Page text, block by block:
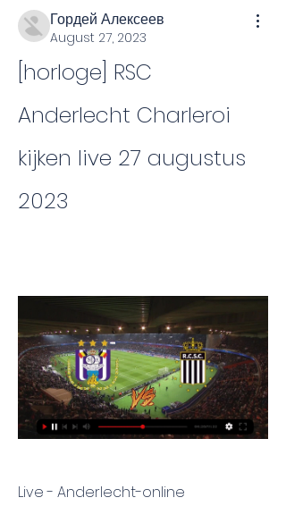
Гордей Алексеев
August 27, 2023
[horloge] RSC
Anderlecht Charleroi
kijken live 27 augustus
2023
Live - Anderlecht-online